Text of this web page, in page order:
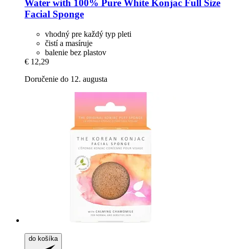
Water with 100% Pure White Konjac Full Size
Facial Sponge
vhodný pre každý typ pleti
čistí a masíruje
balenie bez plastov
€ 12,29
Doručenie do 12. augusta
do košíka